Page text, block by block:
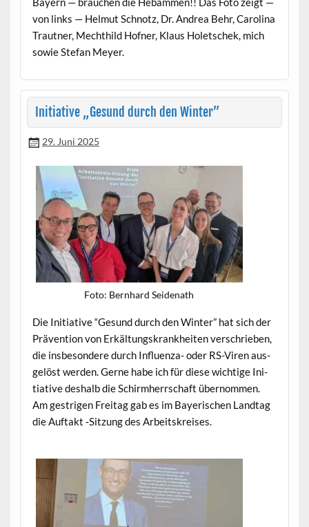
von links — Hel­mut Schnotz, Dr. Andrea Behr, Car­oli­na
Traut­ner, Mechthild Hofn­er, Klaus Holetschek, mich
sowie Ste­fan Meyer. ‎
Initiative „Gesund durch den Winter”
29. Juni 2025
Foto: Bern­hard Seidenath
Die Ini­tia­tive “Gesund durch den Win­ter” hat sich der
Präven­tion von Erkäl­tungskrankheit­en ver­schrieben,
die ins­beson­dere durch Influen­za- oder RS-Viren aus­
gelöst wer­den. Gerne habe ich für diese wichtige Ini­
tia­tive deshalb die Schirmherrschaft über­nom­men.
Am gestri­gen Fre­itag gab es im Bay­erischen Land­tag
die Auf­takt ‑Sitzung des Arbeitskreises.